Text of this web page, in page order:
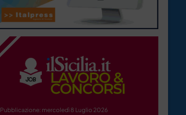
Pubblicazione: mercoledì 8 Luglio 2026